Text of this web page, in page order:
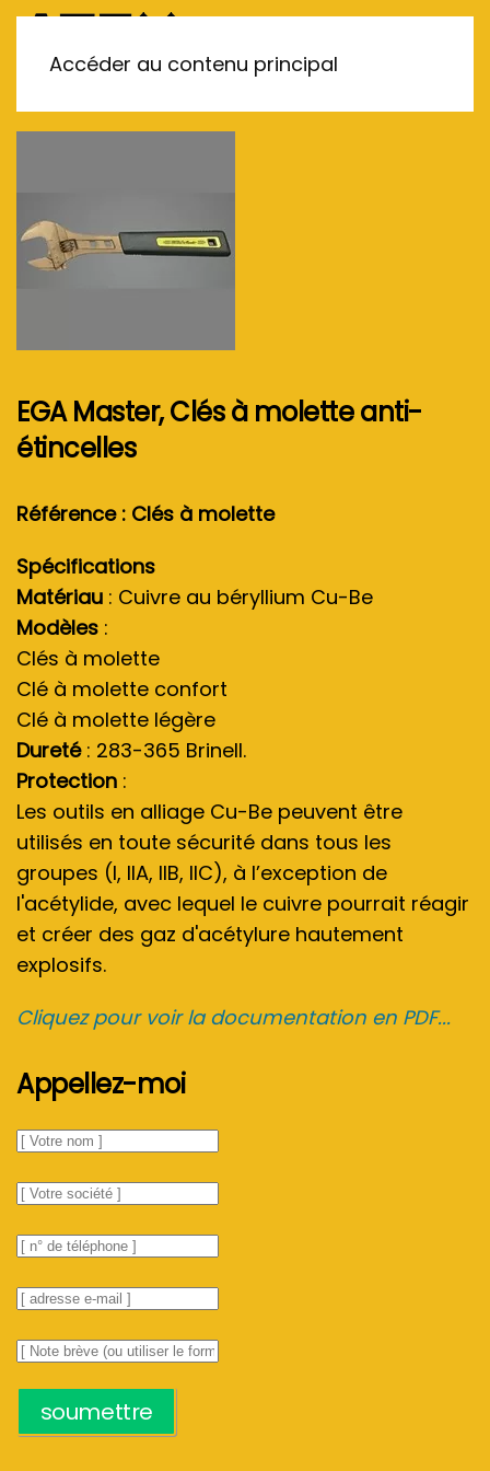
Accéder au contenu principal
EGA Master, Clés à molette anti-
étincelles
Référence : Clés à molette
Spécifications
Matériau : Cuivre au béryllium Cu-Be
Modèles :
Clés à molette
Clé à molette confort
Clé à molette légère
Dureté: 283-365 Brinell.
Protection :
Les outils en alliage Cu-Be peuvent être
utilisés en toute sécurité dans tous les
groupes (I, IIA, IIB, IIC), à l’exception de
l'acétylide, avec lequel le cuivre pourrait réagir
et créer des gaz d'acétylure hautement
explosifs.
Cliquez pour voir la documentation en PDF...
Appellez-moi
soumettre